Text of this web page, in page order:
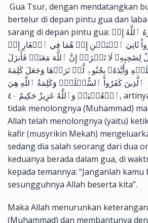
Gua Tsur, dengan mendatangkan
bertelur di depan pintu gua dan
sarang di depan pintu gua: إِلَّا تَنصُرُوهُ فَقَدۡ نَصَرَهُ ٱللَّهُ إِذۡ
ثَانِيَ ٱثۡنَيۡنِ إِذۡ هُمَا فِي ٱلۡغَارِ إِذۡ
لِصَٰحِبِهِۦ لَا تَحۡزَنۡ إِنَّ ٱللَّهَ مَعَنَاۖ فَأَنزَلَ
وَأَيَّدَهُۥ بِجُنُودٖ لَّمۡ تَرَوۡهَا وَجَعَلَ كَلِمَةَ
ٱلَّذِينَ كَفَرُواْ ٱلسُّفۡلَىٰۗ وَكَلِمَةُ ٱللَّهِ هِيَ
ٱلۡعُلۡيَاۗ وَٱللَّهُ عَزِيزٌ حَكِيمٌ ٤٠, artinya: Jikalau kamu
tidak menolongnya (Muhammad)
Allah telah menolongnya (yaitu)
kafir (musyrikin Mekah)
sedang dia salah seorang dari dua
keduanya berada dalam gua, di
kepada temannya: “Janganlah kamu
sesungguhnya Allah beserta kita”.
Maka Allah menurunkan
(Muhammad) dan membantunya